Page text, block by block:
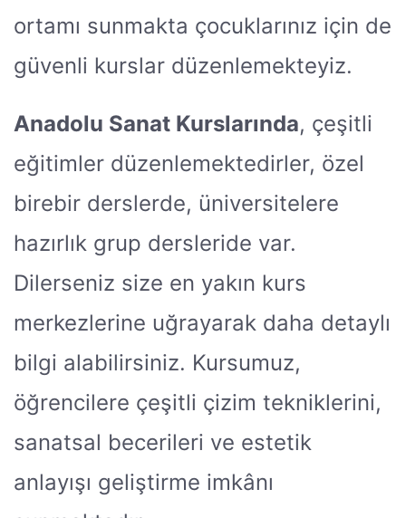
ortamı sunmakta çocuklarınız için de
güvenli kurslar düzenlemekteyiz.
Anadolu Sanat Kurslarında, çeşitli
eğitimler düzenlemektedirler, özel
birebir derslerde, üniversitelere
hazırlık grup dersleride var.
Dilerseniz size en yakın kurs
merkezlerine uğrayarak daha detaylı
bilgi alabilirsiniz. Kursumuz,
öğrencilere çeşitli çizim tekniklerini,
sanatsal becerileri ve estetik
anlayışı geliştirme imkânı